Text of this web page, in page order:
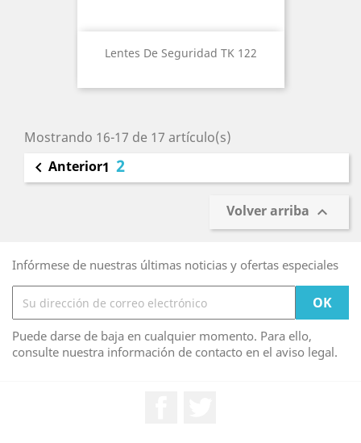
Lentes De Seguridad TK 122
Mostrando 16-17 de 17 artículo(s)
 Anterior1 2
Volver arriba 
Infórmese de nuestras últimas noticias y ofertas especiales
Puede darse de baja en cualquier momento. Para ello,
consulte nuestra información de contacto en el aviso legal.